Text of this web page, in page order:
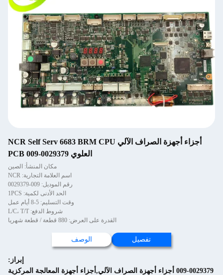
أجزاء أجهزة الصراف الآلي NCR Self Serv 6683 BRM CPU
العلوي PCB 009-0029379
مكان المنشأ: الصين
اسم العلامة التجارية: NCR
رقم الموديل: 009-0029379
الحد الأدنى لكمية: 1PCS
وقت التسليم: 5-8 أيام عمل
شروط الدفع: L/C، T/T
القدرة على العرض: 880 قطعة / قطعة شهريا
تفصيل الوصف
إبراز:
009-0029379 أجزاء أجهزة الصراف الآلي,أجزاء أجهزة المعالجة المركزية